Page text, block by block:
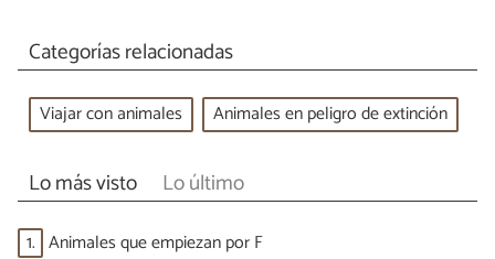
Categorías relacionadas
Viajar con animales Animales en peligro de extinción
Lo más visto Lo último
1. Animales que empiezan por F